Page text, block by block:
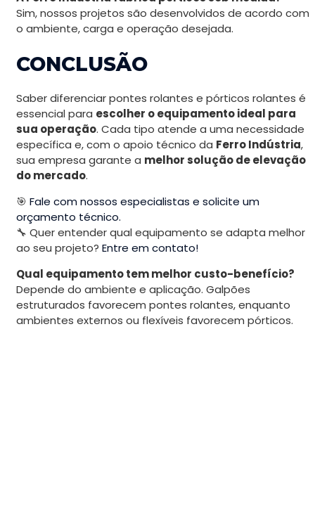
Sim, nossos projetos são desenvolvidos de acordo com
o ambiente, carga e operação desejada.
CONCLUSÃO
Saber diferenciar pontes rolantes e pórticos rolantes é
essencial para escolher o equipamento ideal para
sua operação. Cada tipo atende a uma necessidade
específica e, com o apoio técnico da Ferro Indústria,
sua empresa garante a melhor solução de elevação
do mercado.
🎯 Fale com nossos especialistas e solicite um
orçamento técnico.
🔧 Quer entender qual equipamento se adapta melhor
ao seu projeto? Entre em contato!
Qual equipamento tem melhor custo-benefício?
Depende do ambiente e aplicação. Galpões
estruturados favorecem pontes rolantes, enquanto
ambientes externos ou flexíveis favorecem pórticos.